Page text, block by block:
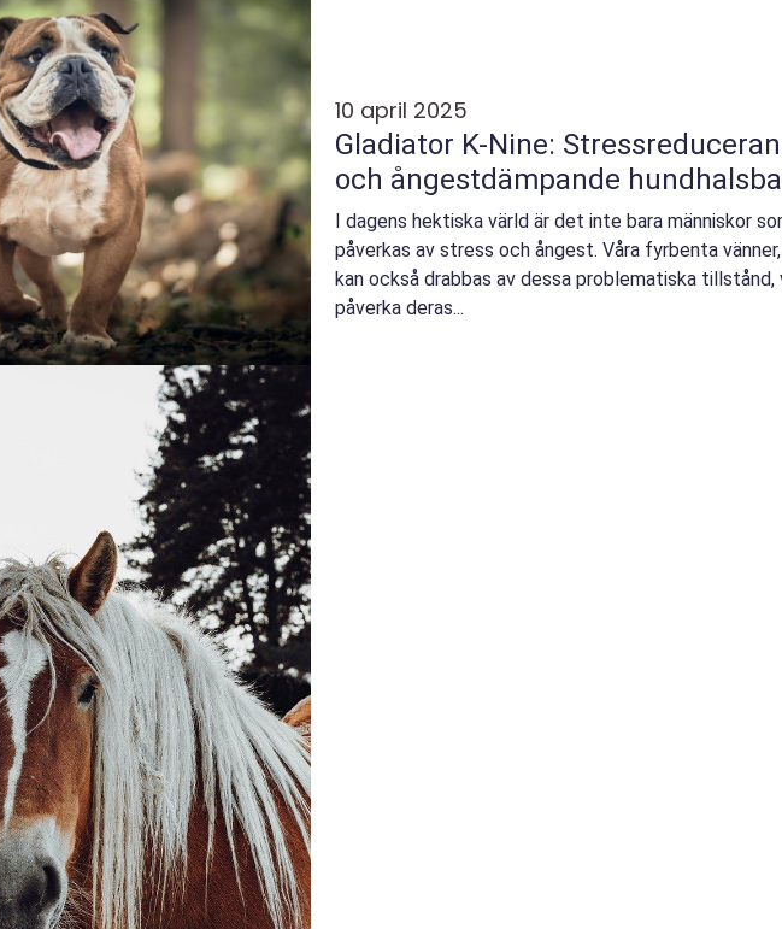
10 april 2025
Gladiator K-Nine:
och ångestdämpande
I dagens hektiska värld är det inte bara människor
påverkas av stress och ångest. Våra fyrbenta vänner,
kan också drabbas av dessa problematiska tillstånd,
påverka deras...